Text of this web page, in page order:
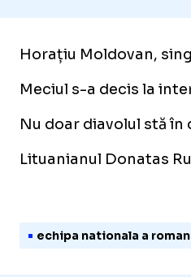
Horațiu Moldovan,
Meciul s-a decis la
Nu doar diavolul stă
Lituanianul Donatas
echipa nationala a